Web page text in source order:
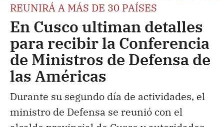
REUNIRÁ A MÁS DE 30 PAÍSES
En Cusco ultiman detalles
para recibir la Conferencia
de Ministros de Defensa de
las Américas
Durante su segundo día de actividades, el
ministro de Defensa se reunió con el